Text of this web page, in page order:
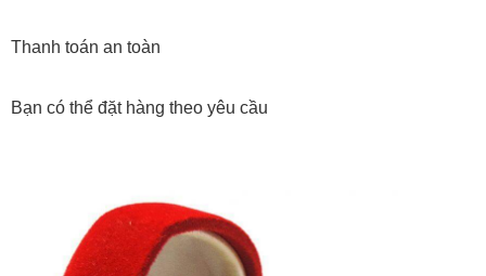
Thanh toán an toàn
Bạn có thể đặt hàng theo yêu cầu